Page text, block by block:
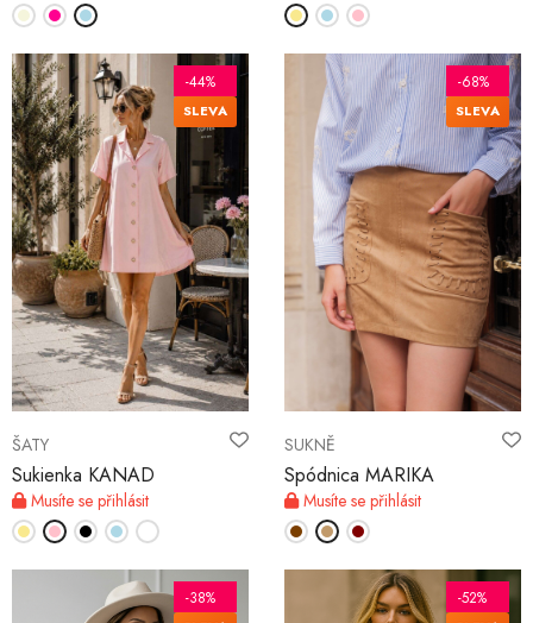
ŠATY
Sukienka KANAD
Musíte se přihlásit
-44%
SLEVA
SUKNĚ
Spódnica MARIKA
Musíte se přihlásit
-68%
SLEVA
-38% -52%